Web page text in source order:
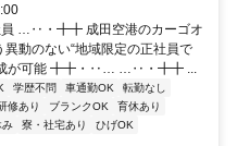
…‥・╋╋ 成田空港のカーゴオ
動のない“地域限定の正社員で
成が可能 ╋╋・‥… …‥・╋╋ ...
学歴不問 車通勤OK
転勤なし
修あり ブランクOK
育休あり
み 寮・社宅あり
ひげOK